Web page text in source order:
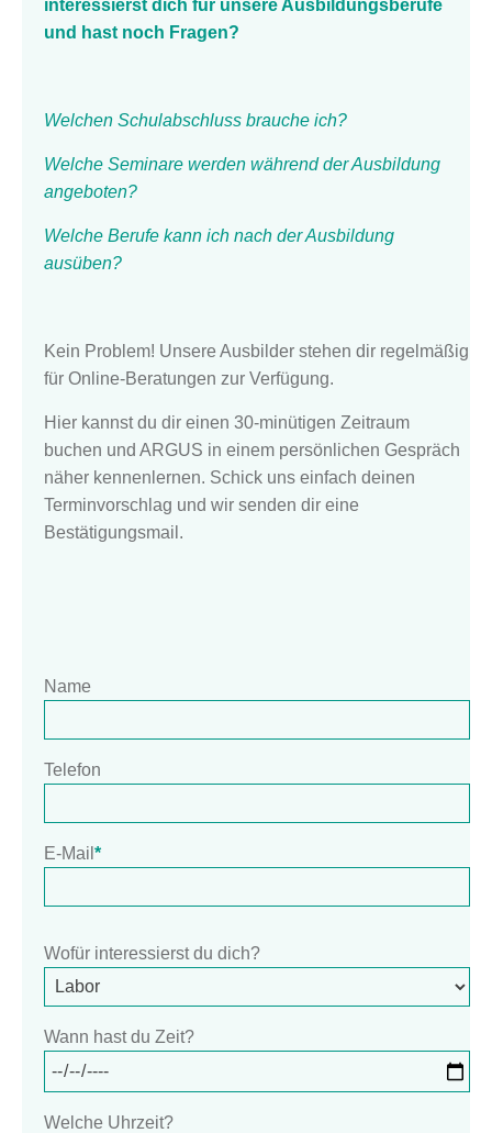
interessierst dich für unsere Ausbildungsberufe
und hast noch Fragen?
Welchen Schulabschluss brauche ich?
Welche Seminare werden während der Ausbildung
angeboten?
Welche Berufe kann ich nach der Ausbildung
ausüben?
Kein Problem! Unsere Ausbilder stehen dir regelmäßig
für Online-Beratungen zur Verfügung.
Hier kannst du dir einen 30-minütigen Zeitraum
buchen und ARGUS in einem persönlichen Gespräch
näher kennenlernen. Schick uns einfach deinen
Terminvorschlag und wir senden dir eine
Bestätigungsmail.
Name
Telefon
E-Mail *
Wofür interessierst du dich?
Wann hast du Zeit?
Welche Uhrzeit?